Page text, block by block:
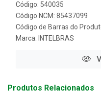
Código: 540035
Código NCM: 85437099
Código de Barras do
Marca: INTELBRAS
Produtos Relacionados